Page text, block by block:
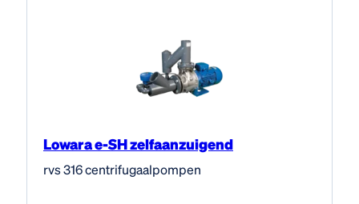
Lowara e-SH zelfaanzuigend
rvs 316 centrifugaalpompen